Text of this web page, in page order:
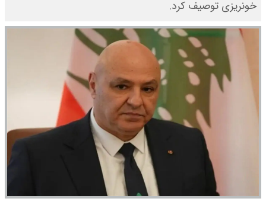
خونریزی توصیف کرد.